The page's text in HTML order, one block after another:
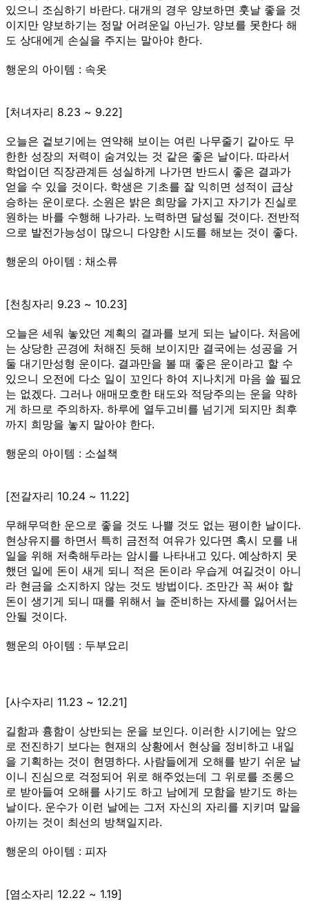
있으니 조심하기 바란다. 대개의 경우 양보하면 훗날 좋을 것
이지만 양보하기는 정말 어려운일 아닌가. 양보를 못한다 해
도 상대에게 손실을 주지는 말아야 한다.
행운의 아이템 : 속옷
[처녀자리 8.23 ~ 9.22]
오늘은 겉보기에는 연약해 보이는 여린 나무줄기 같아도 무
한한 성장의 저력이 숨겨있는 것 같은 좋은 날이다. 따라서
학업이던 직장관계든 성실하게 나가면 반드시 좋은 결과가
얻을 수 있을 것이다. 학생은 기초를 잘 익히면 성적이 급상
승하는 운이로다. 소원은 밝은 희망을 가지고 자기가 진실로
원하는 바를 수행해 나가라. 노력하면 달성될 것이다. 전반적
으로 발전가능성이 많으니 다양한 시도를 해보는 것이 좋다.
행운의 아이템 : 채소류
[천칭자리 9.23 ~ 10.23]
오늘은 세워 놓았던 계획의 결과를 보게 되는 날이다. 처음에
는 상당한 곤경에 처해진 듯해 보이지만 결국에는 성공을 거
둘 대기만성형 운이다. 결과만을 볼 때 좋은 운이라고 할 수
있으니 오전에 다소 일이 꼬인다 하여 지나치게 마음 쓸 필요
는 없겠다. 그러나 애매모호한 태도와 적당주의는 운을 약하
게 하므로 주의하자. 하루에 열두고비를 넘기게 되지만 최후
까지 희망을 놓지 말아야 한다.
행운의 아이템 : 소설책
[전갈자리 10.24 ~ 11.22]
무해무덕한 운으로 좋을 것도 나쁠 것도 없는 평이한 날이다.
현상유지를 하면서 특히 금전적 여유가 있다면 혹시 모를 내
일을 위해 저축해두라는 암시를 나타내고 있다. 예상하지 못
했던 일에 돈이 새게 되니 적은 돈이라 우습게 여길것이 아니
라 현금을 소지하지 않는 것도 방법이다. 조만간 꼭 써야 할
돈이 생기게 되니 때를 위해서 늘 준비하는 자세를 잃어서는
안될 것이다.
행운의 아이템 : 두부요리
[사수자리 11.23 ~ 12.21]
길함과 흉함이 상반되는 운을 보인다. 이러한 시기에는 앞으
로 전진하기 보다는 현재의 상황에서 현상을 정비하고 내일
을 기획하는 것이 현명하다. 사람들에게 오해를 받기 쉬운 날
이니 진심으로 걱정되어 위로 해주었는데 그 위로를 조롱으
로 받아들여 오해를 사기도 하고 남에게 모함을 받기도 하는
날이다. 운수가 이런 날에는 그저 자신의 자리를 지키며 말을
아끼는 것이 최선의 방책일지라.
행운의 아이템 : 피자
[염소자리 12.22 ~ 1.19]